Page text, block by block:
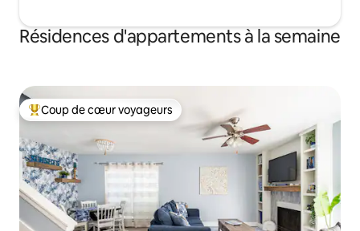
Résidences d'appartements à la semaine
Coups de cœur voyageurs les plus appréciés
Coup de cœur voyageurs